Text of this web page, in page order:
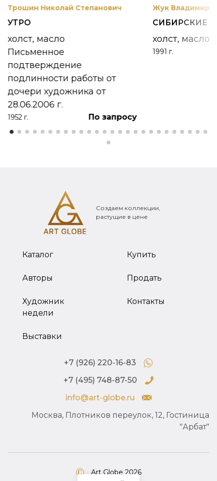
Трошин Николай Степанович
УТРО
холст, масло
Письменное
подтверждение
подлинности работы от
дочери художника от
28.06.2006 г.
1952 г. По запросу
Жук Владимир
СИБИРСКИЕ
холст, масло
1991 г.
Создаем коллекции,
растущие в цене
Каталог
Авторы
Художник
недели
Выставки
Купить
Продать
Контакты
+7 (926) 220-16-83
+7 (495) 748-87-50
info@art-globe.ru
Москва, Плотников переулок, 12, Гостиница
"Арбат"
Art Globe 2026